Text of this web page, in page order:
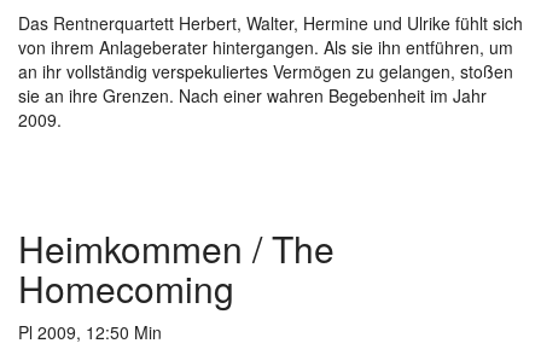
Das Rentnerquartett Herbert, Walter, Hermine und Ulrike fühlt sich
von ihrem Anlageberater hintergangen. Als sie ihn entführen, um
an ihr vollständig verspekuliertes Vermögen zu gelangen, stoßen
sie an ihre Grenzen. Nach einer wahren Begebenheit im Jahr
2009.
Heimkommen / The
Homecoming
Pl 2009, 12:50 Min